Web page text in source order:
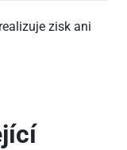
zisk ani